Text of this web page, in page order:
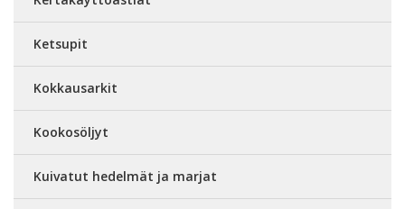
Ketsupit
Kokkausarkit
Kookosöljyt
Kuivatut hedelmät ja marjat